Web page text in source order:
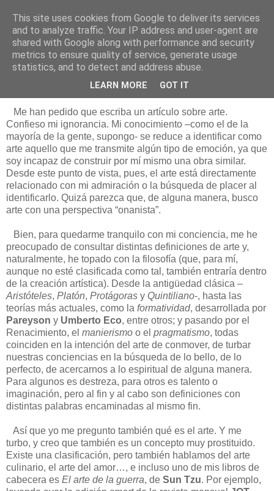
Está de pinga
6/2/17
Teorizando sobre el arte
Me han pedido que escriba un artículo sobre arte.
Confieso mi ignorancia. Mi conocimiento –como el de la
mayoría de la gente, supongo- se reduce a identificar como
arte aquello que me transmite algún tipo de emoción, ya que
soy incapaz de construir por mí mismo una obra similar.
Desde este punto de vista, pues, el arte está directamente
relacionado con mi admiración o la búsqueda de placer al
identificarlo. Quizá parezca que, de alguna manera, busco
arte con una perspectiva “onanista”.
Bien, para quedarme tranquilo con mi conciencia, me he
preocupado de consultar distintas definiciones de arte y,
naturalmente, he topado con la filosofía (que, para mí,
aunque no esté clasificada como tal, también entraría dentro
de la creación artística). Desde la antigüedad clásica –
Aristóteles, Platón, Protágoras y Quintiliano-, hasta las
teorías más actuales, como la formatividad, desarrollada por
Pareyson y Umberto Eco, entre otros; y pasando por el
Renacimiento, el manierismo o el pragmatismo, todas
coinciden en la intención del arte de conmover, de turbar
nuestras conciencias en la búsqueda de lo bello, de lo
perfecto, de acercarnos a lo espiritual de alguna manera.
Para algunos es destreza, para otros es talento o
imaginación, pero al fin y al cabo son definiciones con
distintas palabras encaminadas al mismo fin.
Así que yo me pregunto también qué es el arte. Y me
turbo, y creo que también es un concepto muy prostituido.
Existe una clasificación, pero también hablamos del arte
culinario, el arte del amor…, e incluso uno de mis libros de
cabecera es El arte de la guerra, de Sun Tzu. Por ejemplo,
This site uses cookies from Google to deliver its services
and to analyze traffic. Your IP address and user-agent are
shared with Google along with performance and security
metrics to ensure quality of service, generate usage
statistics, and to detect and address abuse.
LEARN MORE GOT IT